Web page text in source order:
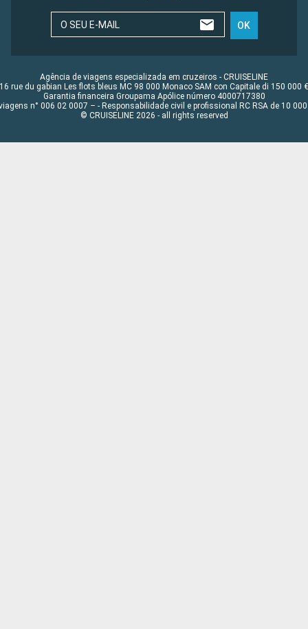
O SEU E-MAIL OK
Agência de viagens especializada em cruzeiros - CRUISELINE
16 rue du gabian Les flots bleus MC 98 000 Monaco SAM con Capitale di 150 000 €
Garantia financeira Groupama Apólice número 4000717380
n° 006 02 0007 – - Responsabilidade civil e profissional RC RSA de 10 000
© CRUISELINE 2026 - all rights reserved